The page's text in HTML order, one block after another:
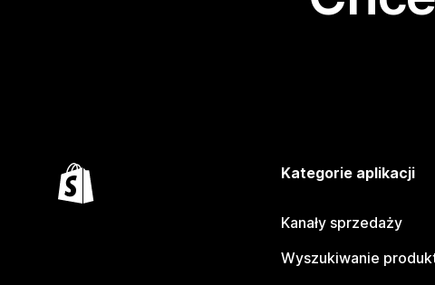
Kategorie aplikacji
Kanały sprzedaży
Wyszukiwanie